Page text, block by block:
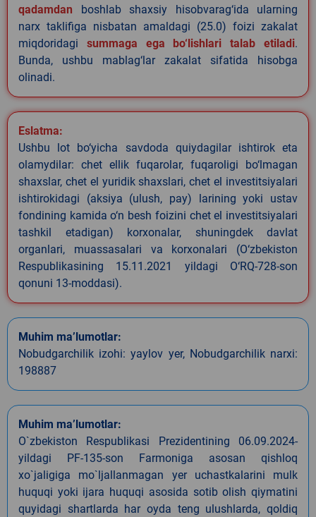
qadamdan boshlab shaxsiy hisobvarag‘ida ularning
narx taklifiga nisbatan amaldagi (25.0) foizi zakalat
miqdoridagi summaga ega bo‘lishlari talab etiladi.
Bunda, ushbu mablag‘lar zakalat sifatida hisobga
olinadi.
Eslatma:
Ushbu lot bo‘yicha savdoda quiydagilar ishtirok eta
olamydilar: chet ellik fuqarolar, fuqaroligi bo‘lmagan
shaxslar, chet el yuridik shaxslari, chet el investitsiyalari
ishtirokidagi (aksiya (ulush, pay) larining yoki ustav
fondining kamida o‘n besh foizini chet el investitsiyalari
tashkil etadigan) korxonalar, shuningdek davlat
organlari, muassasalari va korxonalari (O‘zbekiston
Respublikasining 15.11.2021 yildagi O‘RQ-728-son
qonuni 13-moddasi).
Muhim ma’lumotlar:
Nobudgarchilik izohi: yaylov yer, Nobudgarchilik narxi:
198887
Muhim ma’lumotlar:
O`zbekiston Respublikasi Prezidentining 06.09.2024-
yildagi PF-135-son Farmoniga asosan qishloq
xo`jaligiga mo`ljallanmagan yer uchastkalarini mulk
huquqi yoki ijara huquqi asosida sotib olish qiymatini
quyidagi shartlarda har oyda teng ulushlarda, qoldiq